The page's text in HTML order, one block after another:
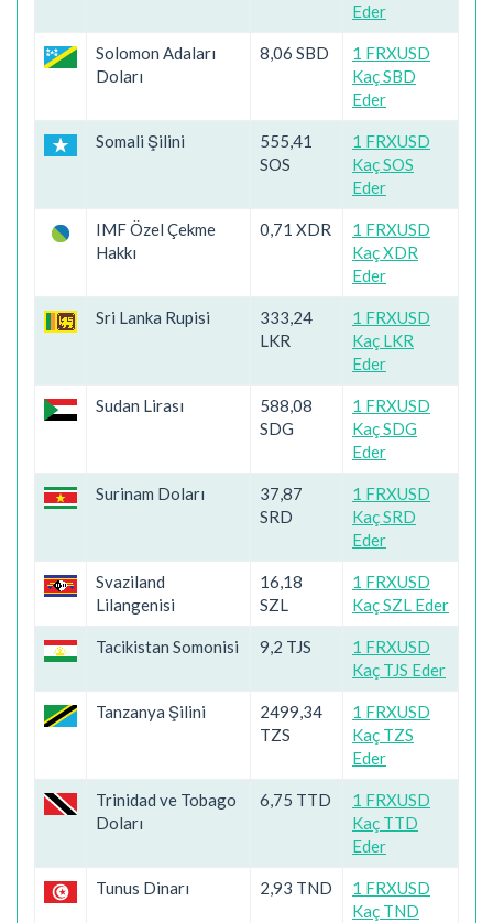
Eder
Solomon Adaları
Doları
8,06 SBD
1 FRXUSD
Kaç SBD
Eder
Somali Şilini
555,41
SOS
1 FRXUSD
Kaç SOS
Eder
IMF Özel Çekme
Hakkı
0,71 XDR
1 FRXUSD
Kaç XDR
Eder
Sri Lanka Rupisi
333,24
LKR
1 FRXUSD
Kaç LKR
Eder
Sudan Lirası
588,08
SDG
1 FRXUSD
Kaç SDG
Eder
Surinam Doları
37,87
SRD
1 FRXUSD
Kaç SRD
Eder
Svaziland
Lilangenisi
16,18
SZL
1 FRXUSD
Kaç SZL Eder
Tacikistan Somonisi 9,2 TJS
1 FRXUSD
Kaç TJS Eder
Tanzanya Şilini
2499,34
TZS
1 FRXUSD
Kaç TZS
Eder
Trinidad ve Tobago
Doları
6,75 TTD
1 FRXUSD
Kaç TTD
Eder
Tunus Dinarı 2,93 TND
1 FRXUSD
Kaç TND